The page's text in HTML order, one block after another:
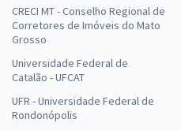
CRECI MT - Conselho Regional de
Corretores de Imóveis do Mato
Grosso
Universidade Federal de
Catalão - UFCAT
UFR - Universidade Federal de
Rondonópolis